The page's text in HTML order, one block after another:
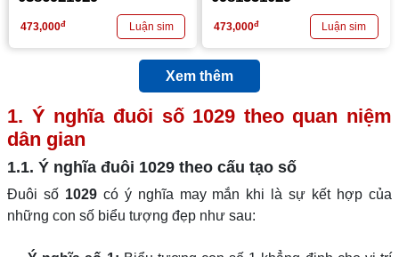
473,000đ 473,000đ
Xem thêm
1. Ý nghĩa đuôi số 1029 theo quan niệm
dân gian
1.1. Ý nghĩa đuôi 1029 theo cấu tạo số
Đuôi số 1029có ý nghĩa may mắn khi là sự kết hợp của
những con số biểu tượng đẹp như sau: